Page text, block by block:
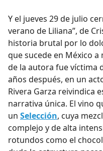
Y el jueves 29 de julio
verano de Liliana”, de
historia brutal por lo
que sucede en México
de la autora fue víctima
años después, en un
Rivera Garza reivindica
narrativa única. El vino
un Selección, cuya
complejo y de alta
rotundos como el